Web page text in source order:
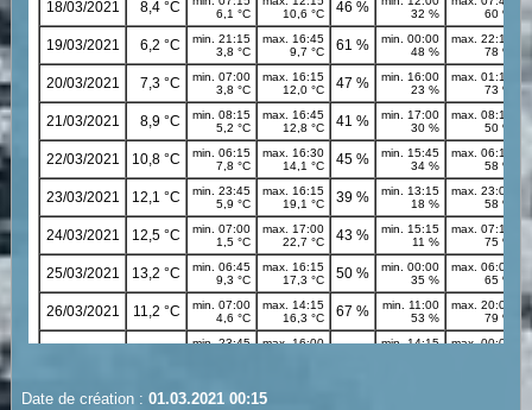
Date de création : 01.03.2021 00:15